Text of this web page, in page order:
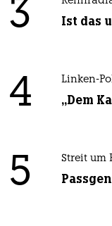
3 Ist das
4 Linken-
„Dem
5 Streit um